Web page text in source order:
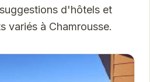
d'hôtels et
variés à Chamrousse.